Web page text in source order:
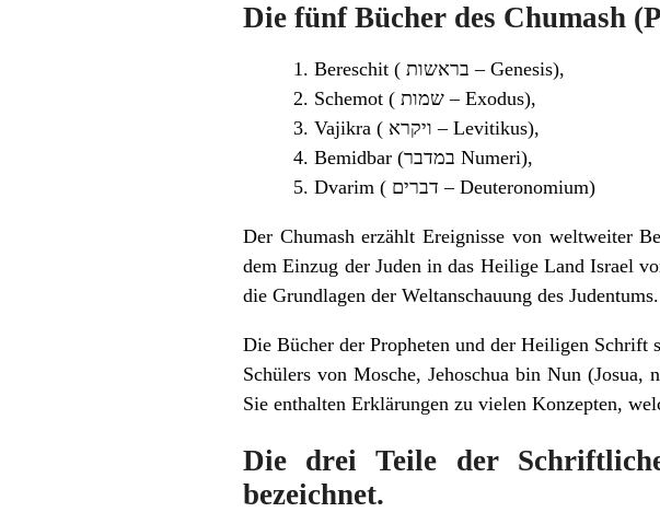
Die fünf Bücher des Chumash
Bereschit ( בראשות – Genesis),
Schemot ( שמות – Exodus),
Vajikra ( ויקרא – Levitikus),
Bemidbar (במדבר Numeri),
Dvarim ( דברים – Deuteronomium)
Der Chumash erzählt Ereignisse von weltweiter
dem Einzug der Juden in das Heilige Land Israel
die Grundlagen der Weltanschauung des Judentums.
Die Bücher der Propheten und der Heiligen Schrift
Schülers von Mosche, Jehoschua bin Nun
Sie enthalten Erklärungen zu vielen Konzepten,
Die drei Teile der
bezeichnet.